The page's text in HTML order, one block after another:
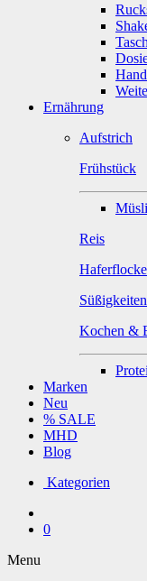
Ernährung
Aufstrich
Frühstück
Müsli
Reis
Süßigkeiten
Kochen &
Marken
Neu
% SALE
MHD
Blog
Kategorien
0
Menu